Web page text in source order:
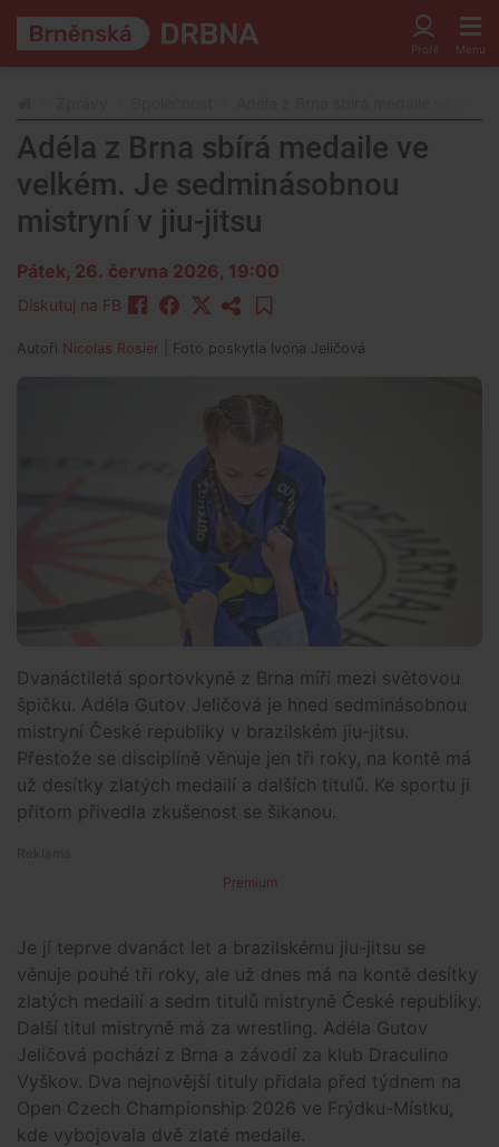
Adéla z Brna sbírá medaile ve
velkém. Je sedminásobnou
mistryní v jiu-jitsu
Pátek, 26. června 2026, 19:00
Diskutuj na FB
Autoři Nicolas Rosier | Foto poskytla Ivona Jeličová
Dvanáctiletá sportovkyně z Brna míří mezi světovou
špičku. Adéla Gutov Jeličová je hned sedminásobnou
mistryní České republiky v brazilském jiu-jitsu.
Přestože se disciplíně věnuje jen tři roky, na kontě má
už desítky zlatých medailí a dalších titulů. Ke sportu ji
přitom přivedla zkušenost se šikanou.
Premium
Je jí teprve dvanáct let a brazilskému jiu-jitsu se
věnuje pouhé tři roky, ale už dnes má na kontě desítky
zlatých medailí a sedm titulů mistryně České republiky.
Další titul mistryně má za wrestling. Adéla Gutov
Jeličová pochází z Brna a závodí za klub Draculino
Vyškov. Dva nejnovější tituly přidala před týdnem na
Open Czech Championship 2026 ve Frýdku-Místku,
kde vybojovala dvě zlaté medaile.